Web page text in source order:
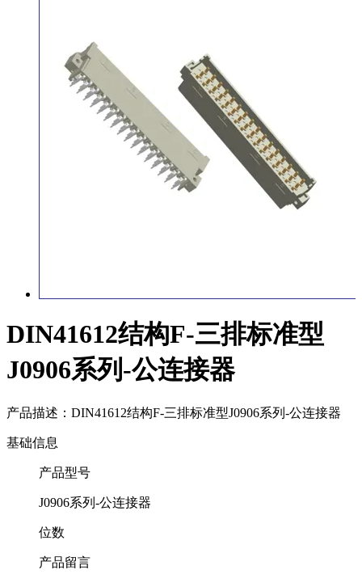
DIN41612结构F-三排标准型
J0906系列-公连接器
产品描述： DIN41612结构F-三排标准型J0906系列-公连接器
基础信息
产品型号
J0906系列-公连接器
位数
产品留言